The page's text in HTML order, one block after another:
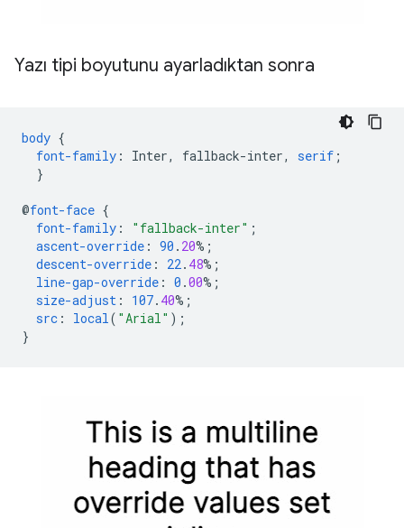
Yazı tipi boyutunu ayarladıktan sonra
body {
font-family : Inter, fallback-inter, serif ;
}
@font-face {
font-family : "fallback-inter" ;
ascent-override : 90 . 20%;
descent-override : 22. 48%;
line-gap-override : 0 .00%;
size-adjust : 107. 40%;
src : local( "Arial" );
}